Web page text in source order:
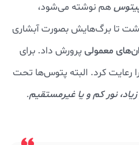
هم نوشته می‌شود،
تا برگ‌هایش بصورت آبشاری
معمولی پرورش داد. برای
را رعایت کرد. البته پتوس‌ها تحت
زیاد، نور کم و یا غیرمستقیم.